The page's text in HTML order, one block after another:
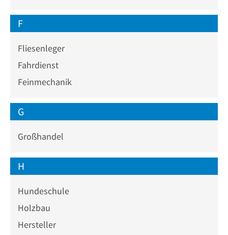
F
Fliesenleger
Fahrdienst
Feinmechanik
G
Großhandel
H
Hundeschule
Holzbau
Hersteller